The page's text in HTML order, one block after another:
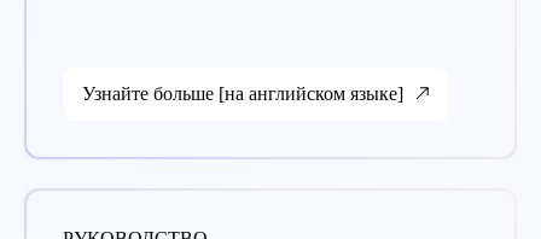
Узнайте больше [на английском языке]